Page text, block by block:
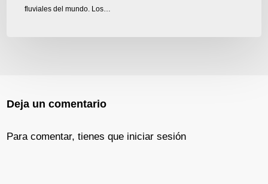
fluviales del mundo. Los…
Deja un comentario
Para comentar, tienes que iniciar sesión